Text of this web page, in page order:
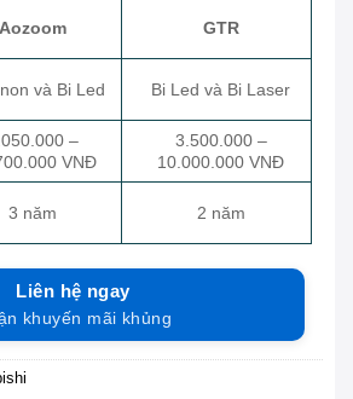
Aozoom GTR
và Bi Led Bi Led và Bi Laser
–
VNĐ
3.500.000 –
10.000.000 VNĐ
3 năm 2 năm
Liên hệ ngay
khuyến mãi khủng